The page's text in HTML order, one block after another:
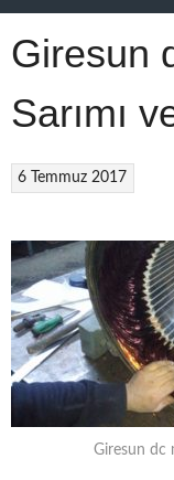
Giresun
Sarımı
6 Temmuz 2017
Giresun dc